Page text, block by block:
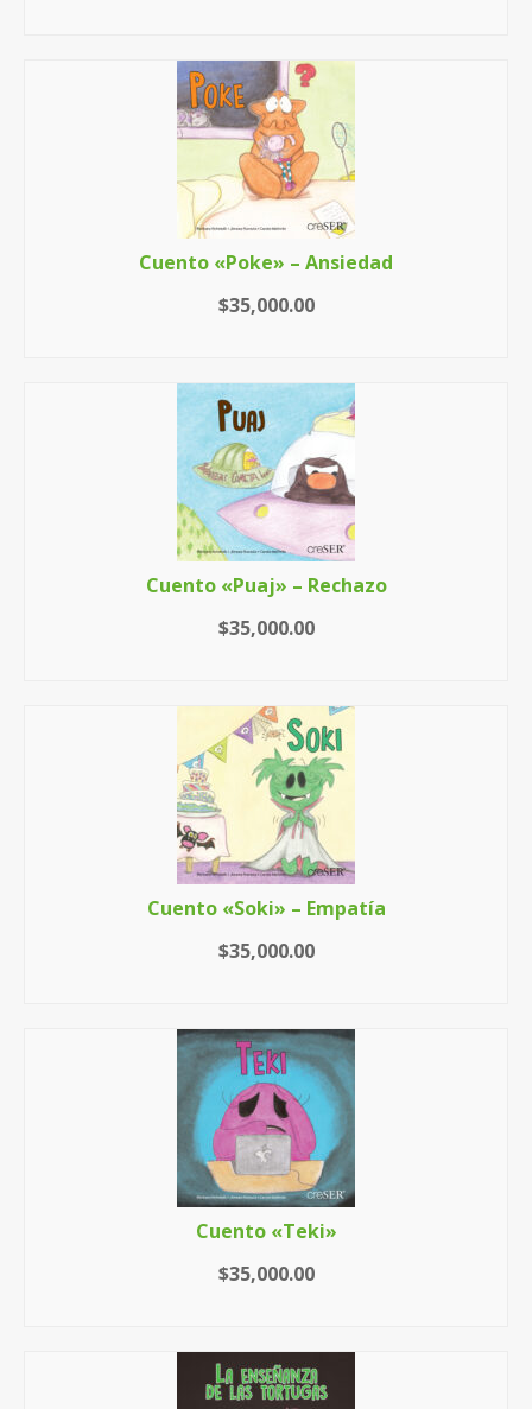
Cuento «Poke» – Ansiedad
$35,000.00
Cuento «Puaj» – Rechazo
$35,000.00
Cuento «Soki» – Empatía
$35,000.00
Cuento «Teki»
$35,000.00